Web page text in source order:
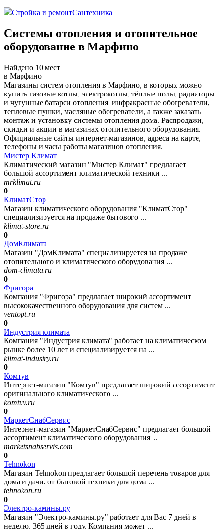
Стройка и ремонтСантехника
Системы отопления и отопительное
оборудование в Марфино
Найдено 10 мест
в Марфино
Магазины систем отопления в Марфино, в которых можно
купить газовые котлы, электрокотлы, тёплые полы, радиаторы
и чугунные батареи отопления, инфракрасные обогреватели,
тепловые пушки, масляные обогреватели, а также заказать
монтаж и установку системы отопления дома. Распродажи,
скидки и акции в магазинах отопительного оборудования.
Официальные сайты интернет-магазинов, адреса на карте,
телефоны и часы работы магазинов отопления.
Мистер Климат
Климатический магазин "Мистер Климат" предлагает
большой ассортимент климатической техники ...
mrklimat.ru
0
КлиматСтор
Магазин климатического оборудования "КлиматСтор"
специализируется на продаже бытового ...
klimat-store.ru
0
ДомКлимата
Магазин "ДомКлимата" специализируется на продаже
отопительного и климатического оборудования ...
dom-climata.ru
0
Фригора
Компания "Фригора" предлагает широкий ассортимент
высококачественного оборудования для систем ...
ventopt.ru
0
Индустрия климата
Компания "Индустрия климата" работает на климатическом
рынке более 10 лет и специализируется на ...
klimat-industry.ru
0
Комтув
Интернет-магазин "Комтув" предлагает широкий ассортимент
оригинального климатического ...
komtuv.ru
0
МаркетСнабСервис
Интернет-магазин "МаркетСнабСервис" предлагает большой
ассортимент климатического оборудования ...
marketsnabservis.com
0
Tehnokon
Магазин Tehnokon предлагает большой перечень товаров для
дома и дачи: от бытовой техники для дома ...
tehnokon.ru
0
Электро-камины.ру
Магазин "Электро-камины.ру" работает для Вас 7 дней в
неделю, 365 дней в году. Компания может ...